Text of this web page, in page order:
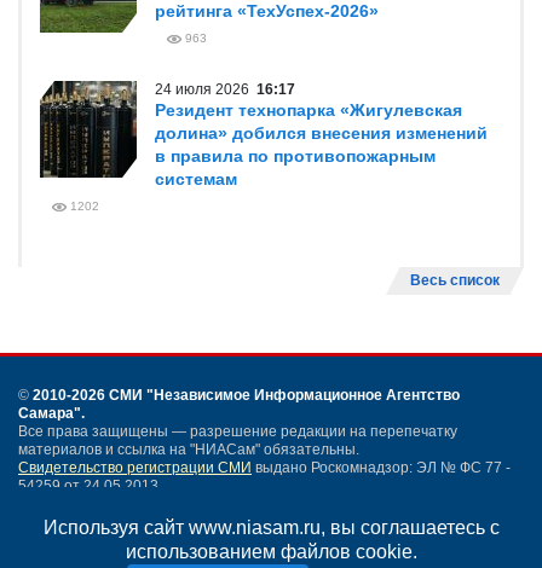
Используя сайт www.niasam.ru, вы соглашаетесь с
использованием файлов cookie.
рейтинга «ТехУспех-2026»
963
24 июля 2026 16:17
Резидент технопарка «Жигулевская
долина» добился внесения изменений
в правила по противопожарным
системам
1202
Весь список
© 2010-2026 СМИ "Независимое Информационное Агентство
Самара".
Все права защищены — разрешение редакции на перепечатку
материалов и ссылка на "НИАСам" обязательны.
Свидетельство регистрации СМИ выдано Роскомнадзор: ЭЛ № ФС 77 -
54259 от 24.05.2013.
Тел. редакции+7 (846) 990-91-71.Электронная почта: info@niasam.ru
Написать письмо